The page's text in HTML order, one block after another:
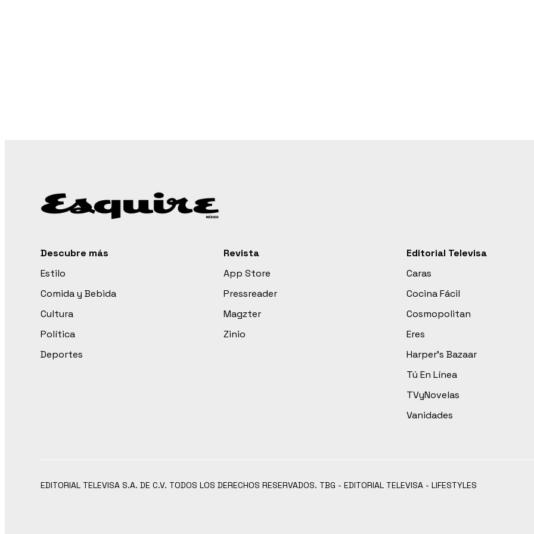
Descubre más
Estilo
Comida y Bebida
Cultura
Política
Deportes
Revista
App Store
Pressreader
Magzter
Zinio
Editorial Televisa
Caras
Cocina Fácil
Cosmopolitan
Eres
Harper’s Bazaar
Tú En Línea
TVyNovelas
Vanidades
EDITORIAL TELEVISA S.A. DE C.V. TODOS LOS DERECHOS RESERVADOS. TBG - EDITORIAL TELEVISA - LIFESTYLES